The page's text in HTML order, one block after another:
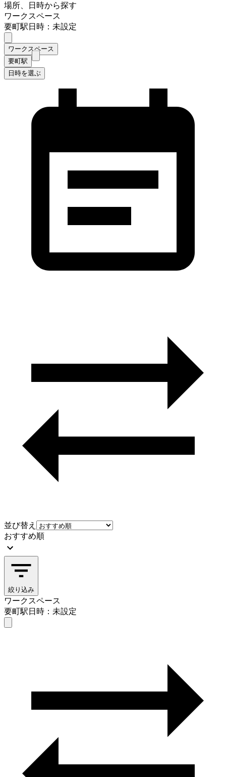
場所、日時から探す
ワークスペース
要町駅日時：未設定
ワークスペース
要町駅
日時を選ぶ
並び替え
おすすめ順
絞り込み
ワークスペース
要町駅日時：未設定